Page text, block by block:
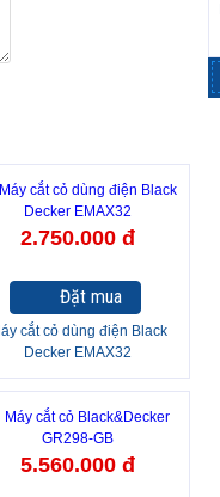
2.750.000 đ
Đặt mua
cắt cỏ dùng điện Black
Decker EMAX32
5.560.000 đ